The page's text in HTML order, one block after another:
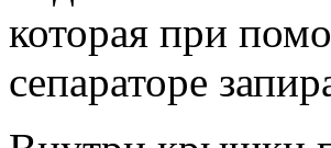
которая при
сепараторе